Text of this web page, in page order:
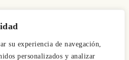
su experiencia de navegación,
personalizados y analizar